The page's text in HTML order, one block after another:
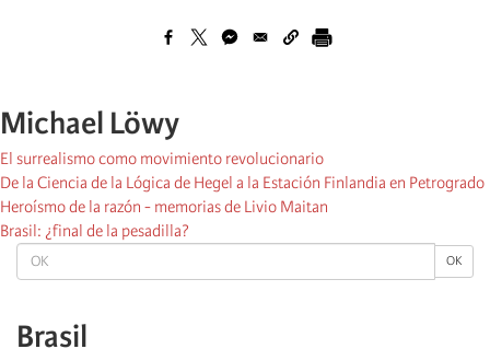
OK OK
Brasil
Michael Löwy
El surrealismo como movimiento revolucionario
De la Ciencia de la Lógica de Hegel a la Estación Finlandia en Petrogrado
Heroísmo de la razón - memorias de Livio Maitan
Brasil: ¿final de la pesadilla?